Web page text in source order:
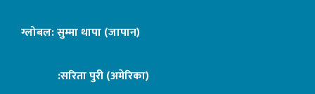
ग्लोबल: सुम्मा थापा (जापान)
:सरिता पुरी (अमेरिका)